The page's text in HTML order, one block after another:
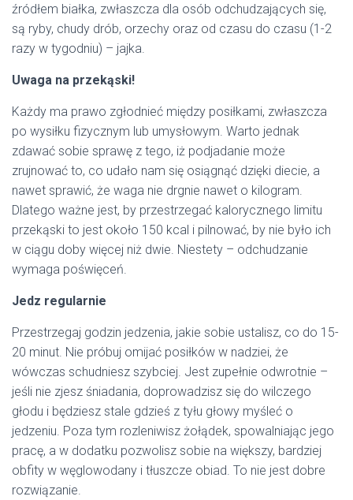
źródłem białka, zwłaszcza dla osób odchudzających się,
są ryby, chudy drób, orzechy oraz od czasu do czasu (1-2
razy w tygodniu) – jajka.
Uwaga na przekąski!
Każdy ma prawo zgłodnieć między posiłkami, zwłaszcza
po wysiłku fizycznym lub umysłowym. Warto jednak
zdawać sobie sprawę z tego, iż podjadanie może
zrujnować to, co udało nam się osiągnąć dzięki diecie, a
nawet sprawić, że waga nie drgnie nawet o kilogram.
Dlatego ważne jest, by przestrzegać kalorycznego limitu
przekąski to jest około 150 kcal i pilnować, by nie było ich
w ciągu doby więcej niż dwie. Niestety – odchudzanie
wymaga poświęceń.
Jedz regularnie
Przestrzegaj godzin jedzenia, jakie sobie ustalisz, co do 15-
20 minut. Nie próbuj omijać posiłków w nadziei, że
wówczas schudniesz szybciej. Jest zupełnie odwrotnie –
jeśli nie zjesz śniadania, doprowadzisz się do wilczego
głodu i będziesz stale gdzieś z tyłu głowy myśleć o
jedzeniu. Poza tym rozleniwisz żołądek, spowalniając jego
pracę, a w dodatku pozwolisz sobie na większy, bardziej
obfity w węglowodany i tłuszcze obiad. To nie jest dobre
rozwiązanie.